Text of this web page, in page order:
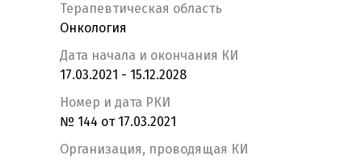
Терапевтическая область
Онкология
Дата начала и окончания КИ
17.03.2021 - 15.12.2028
Номер и дата РКИ
№ 144 от 17.03.2021
Организация, проводящая КИ